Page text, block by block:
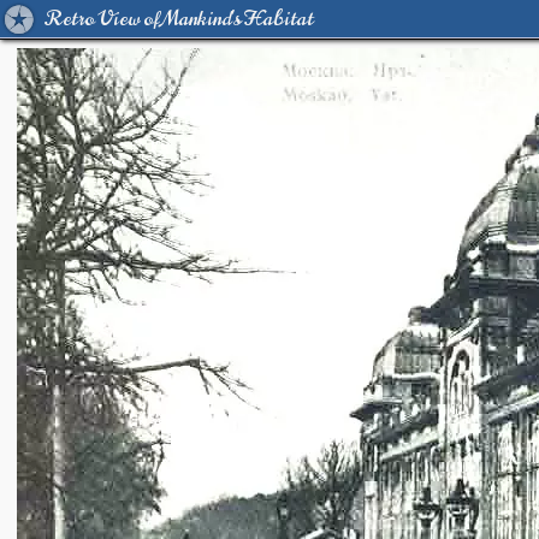
Retro View of Mankind's Habitat